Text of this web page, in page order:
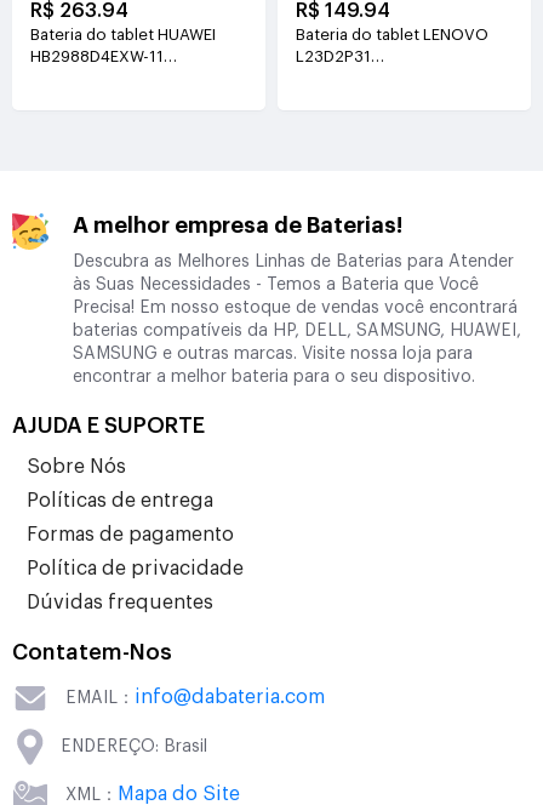
R$ 263.94
Bateria do tablet HUAWEI
HB2988D4EXW-11
R$ 149.94
Bateria do tablet LENOVO
L23D2P31
A melhor empresa de Baterias!
Descubra as Melhores Linhas de Baterias para Atender
às Suas Necessidades - Temos a Bateria que Você
Precisa! Em nosso estoque de vendas você encontrará
baterias compatíveis da HP, DELL, SAMSUNG, HUAWEI,
SAMSUNG e outras marcas. Visite nossa loja para
encontrar a melhor bateria para o seu dispositivo.
AJUDA E SUPORTE
Sobre Nós
Políticas de entrega
Formas de pagamento
Política de privacidade
Dúvidas frequentes
Contatem-Nos
EMAIL： info@dabateria.com
ENDEREÇO: Brasil
XML： Mapa do Site